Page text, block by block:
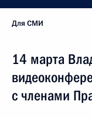
Для СМИ
14 марта
с членами